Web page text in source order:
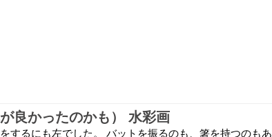
良かったのかも） 水彩画
するにも左でした。 バットを振るのも、箸を持つのもあ